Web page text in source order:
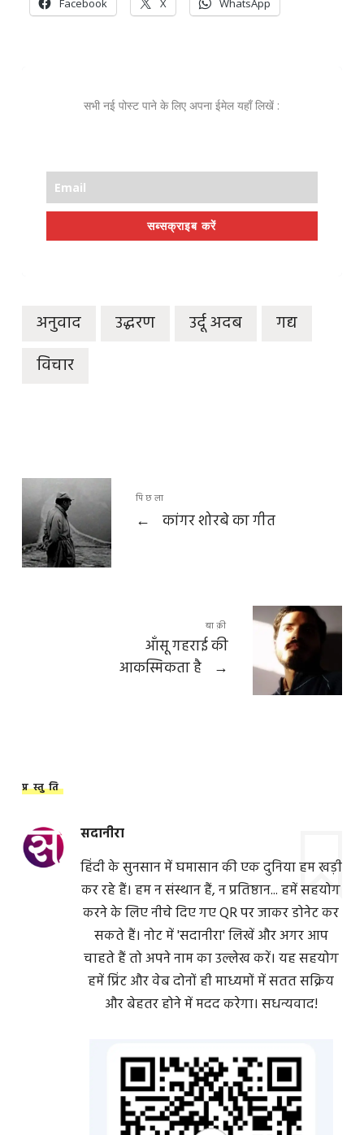
Facebook X WhatsApp
सभी नई पोस्ट पाने के लिए अपना ईमेल यहाँ लिखें :
सब्सक्राइब करें
अनुवाद उद्धरण उर्दू अदब
गद्य
विचार
पिछला
← कांगर शोरबे का गीत
बाक़ी
आँसू गहराई की
आकस्मिकता है
→
प्रस्तुति
सदानीरा
हिंदी के सुनसान में घमासान की एक दुनिया हम खड़ी
कर रहे हैं। हम न संस्थान हैं, न प्रतिष्ठान... हमें सहयोग
करने के लिए नीचे दिए गए QR पर जाकर डोनेट कर
सकते हैं। नोट में 'सदानीरा' लिखें और अगर आप
चाहते हैं तो अपने नाम का उल्लेख करें। यह सहयोग
हमें प्रिंट और वेब दोनों ही माध्यमों में सतत सक्रिय
और बेहतर होने में मदद करेगा। सधन्यवाद!